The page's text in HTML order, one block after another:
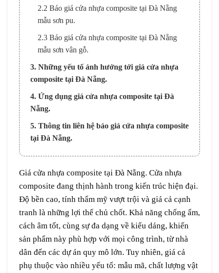
2.2 Báo giá cửa nhựa composite tại Đà Nẵng
mẫu sơn pu.
2.3 Báo giá cửa nhựa composite tại Đà Nẵng
mẫu sơn vân gỗ.
3. Những yếu tố ảnh hưởng tới giá cửa nhựa
composite tại Đà Nẵng.
4. Ứng dụng giá cửa nhựa composite tại Đà
Nẵng.
5. Thông tin liên hệ báo giá cửa nhựa composite
tại Đà Nẵng.
Giá cửa nhựa composite tại Đà Nẵng. Cửa nhựa
composite đang thịnh hành trong kiến trúc hiện đại.
Độ bền cao, tính thẩm mỹ vượt trội và giá cả cạnh
tranh là những lợi thế chủ chốt. Khả năng chống ẩm,
cách âm tốt, cùng sự đa dạng về kiểu dáng, khiến
sản phẩm này phù hợp với mọi công trình, từ nhà
dân đến các dự án quy mô lớn. Tuy nhiên, giá cả
phụ thuộc vào nhiều yếu tố: mẫu mã, chất lượng vật